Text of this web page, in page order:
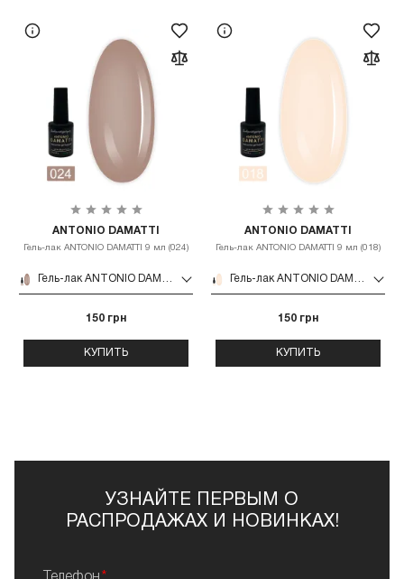
ANTONIO DAMATTI
Гель-лак ANTONIO DAMATTI 9 мл (024)
Гель-лак ANTONIO DAMATTI 9 мл (024)
150 грн
КУПИТЬ
ANTONIO DAMATTI
Гель-лак ANTONIO DAMATTI 9 мл (018)
Гель-лак ANTONIO DAMATTI 9 мл (018)
150 грн
КУПИТЬ
УЗНАЙТЕ ПЕРВЫМ О
РАСПРОДАЖАХ И НОВИНКАХ!